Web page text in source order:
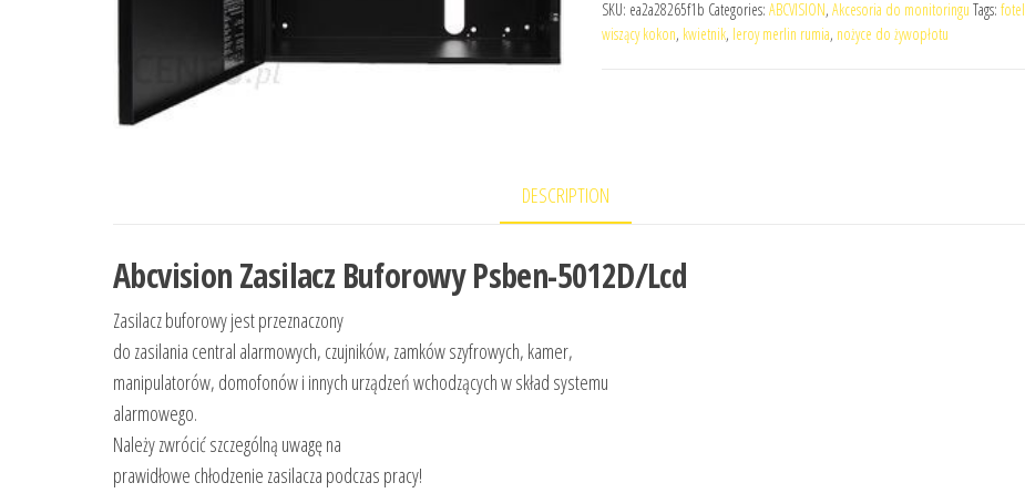
SKU: ea2a28265f1b Categories: ABCVISION, Akcesoria do monitoringu Tags: fotel
wiszący kokon, kwietnik, leroy merlin rumia, nożyce do żywopłotu
DESCRIPTION
Abcvision Zasilacz Buforowy Psben-5012D/Lcd
Zasilacz buforowy jest przeznaczony
do zasilania central alarmowych, czujników, zamków szyfrowych, kamer,
manipulatorów, domofonów i innych urządzeń wchodzących w skład systemu
alarmowego.
Należy zwrócić szczególną uwagę na
prawidłowe chłodzenie zasilacza podczas pracy!